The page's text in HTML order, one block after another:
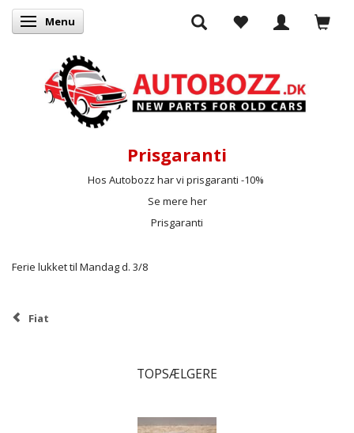
Skifte navigation
Menu
Prisgaranti
Hos Autobozz har vi prisgaranti -10%
Se mere her
Prisgaranti
Ferie lukket til Mandag d. 3/8
Fiat
TOPSÆLGERE